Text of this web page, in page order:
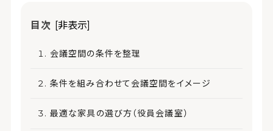
目次 [非表示]
会議空間の条件を整理
条件を組み合わせて会議空間をイメージ
最適な家具の選び方（役員会議室）